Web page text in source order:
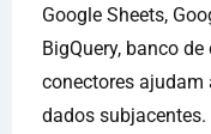
Google Sheets,
BigQuery, banco
conectores ajudam
dados subjacentes.